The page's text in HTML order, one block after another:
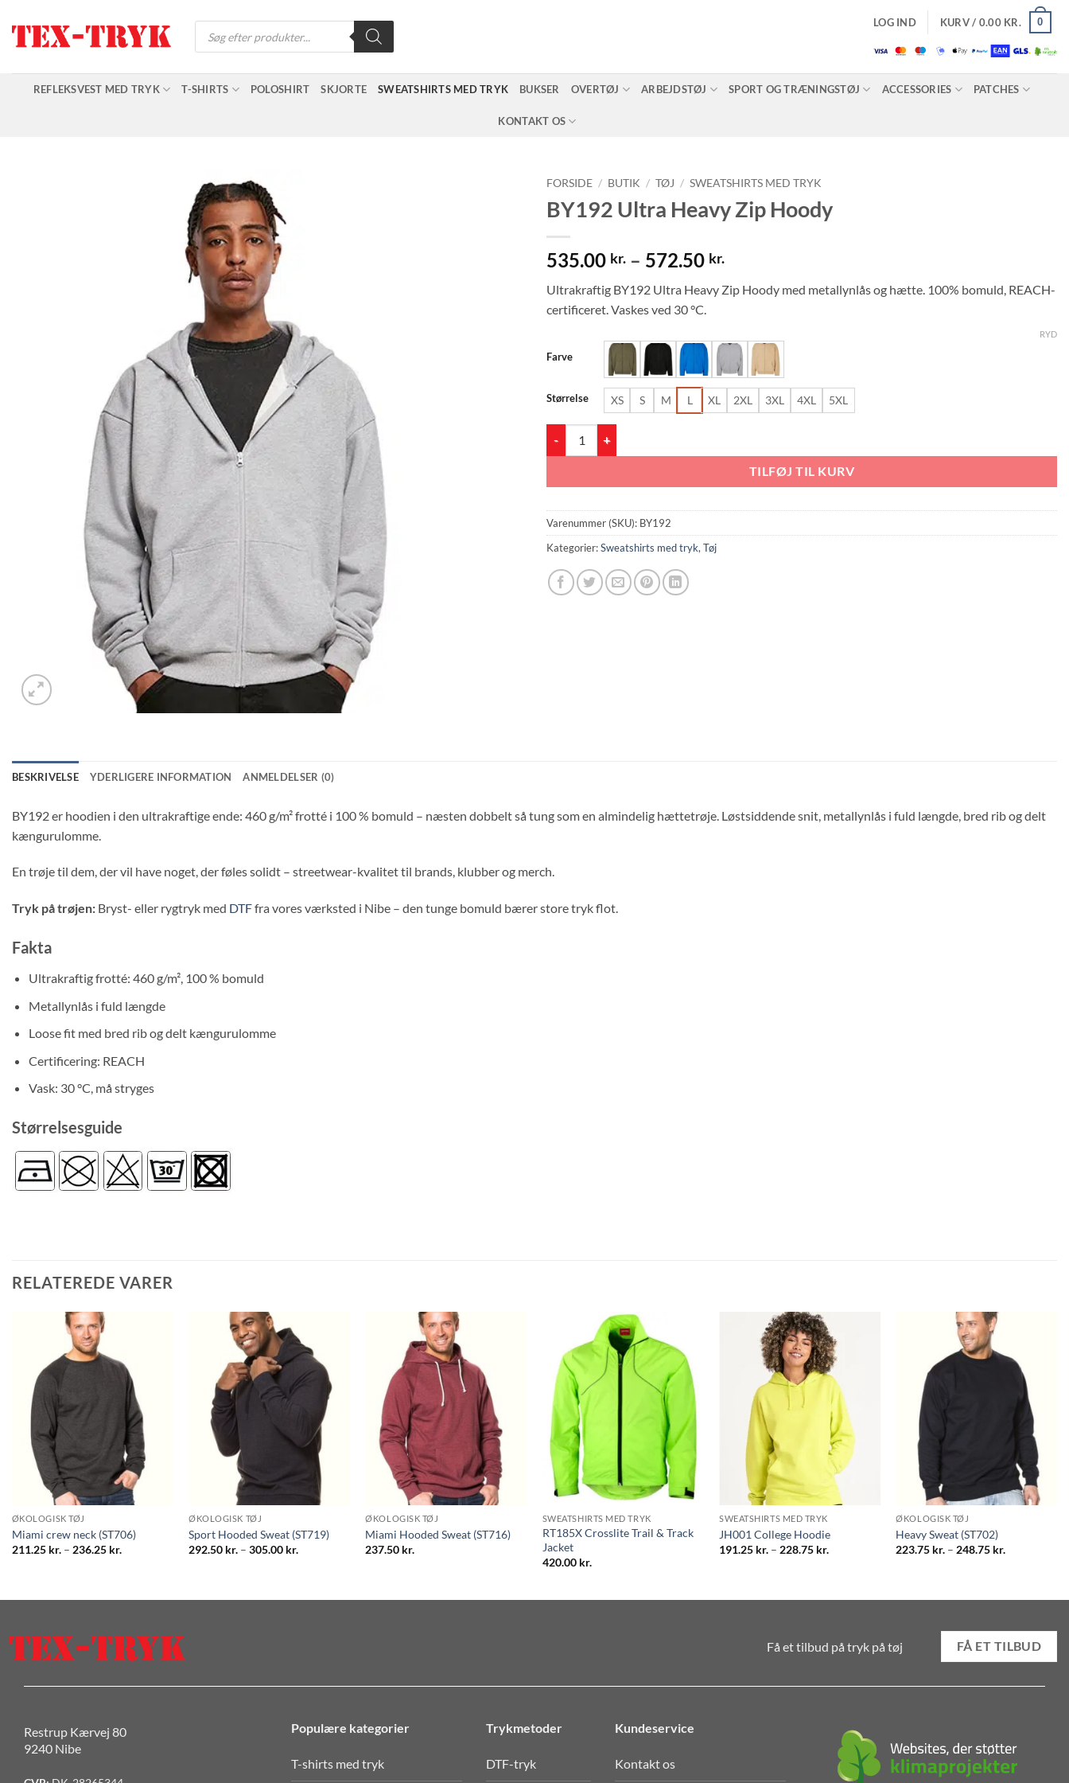
indhold
Products
search
LOG IND KURV / 0.00 KR. 0
REFLEKSVEST MED TRYK T-SHIRTS POLOSHIRT SKJORTE SWEATSHIRTS MED TRYK BUKSER OVERTØJ ARBEJDSTØJ SPORT OG TRÆNINGSTØJ ACCESSORIES PATCHES
KONTAKT OS
FORSIDE / BUTIK / TØJ / SWEATSHIRTS MED TRYK
BY192 Ultra Heavy Zip Hoody
535.00 kr. – 572.50 kr.Prisinterval:
til
Ultrakraftig BY192 Ultra Heavy Zip Hoody med metallynlås og hætte. 100% bomuld, REACH-
certificeret. Vaskes ved 30 °C.
Farve
Størrelse XS S M L XL 2XL 3XL 4XL 5XL
RYD
TILFØJ TIL KURV
Varenummer (SKU): BY192
Kategorier:Sweatshirts med tryk, Tøj
BESKRIVELSE YDERLIGERE INFORMATION ANMELDELSER (0)
BY192 er hoodien i den ultrakraftige ende: 460 g/m² frotté i 100 % bomuld – næsten dobbelt så tung som en almindelig hættetrøje. Løstsiddende snit, metallynlås i fuld længde, bred rib og delt
kængurulomme.
En trøje til dem, der vil have noget, der føles solidt – streetwear-kvalitet til brands, klubber og merch.
Tryk på trøjen: Bryst- eller rygtryk med DTFfra vores værksted i Nibe – den tunge bomuld bærer store tryk flot.
Fakta
Ultrakraftig frotté: 460 g/m², 100 % bomuld
Metallynlås i fuld længde
Loose fit med bred rib og delt kængurulomme
Certificering: REACH
Vask: 30 °C, må stryges
Størrelsesguide
RELATEREDE VARER
ØKOLOGISK TØJ
Miami crew neck (ST706)
211.25 kr. – 236.25 kr.
ØKOLOGISK TØJ
Sport Hooded Sweat (ST719)
292.50 kr. – 305.00 kr.
ØKOLOGISK TØJ
Miami Hooded Sweat (ST716)
237.50 kr.
SWEATSHIRTS MED TRYK
RT185X Crosslite Trail & Track
Jacket
420.00 kr.
SWEATSHIRTS MED TRYK
JH001 College Hoodie
191.25 kr. – 228.75 kr.
ØKOLOGISK TØJ
Heavy Sweat (ST702)
223.75 kr. – 248.75 kr.
Få et tilbud på tryk på tøj FÅ ET TILBUD
Restrup Kærvej 80
9240 Nibe
Populære kategorier
T-shirts med tryk
Trykmetoder
DTF-tryk
Kundeservice
Kontakt os